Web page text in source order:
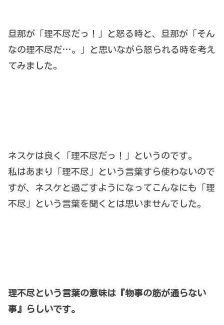
旦那が「理不尽だっ！」と怒る時と、旦那が「そん
なの理不尽だ…。」と思いながら怒られる時を考え
てみました。
ネスケは良く「理不尽だっ！」というのです。
私はあまり「理不尽」という言葉すら使わないので
すが、ネスケと過ごすようになってこんなにも「理
不尽」という言葉を聞くとは思いませんでした。
理不尽という言葉の意味は『物事の筋が通らない
事』らしいです。